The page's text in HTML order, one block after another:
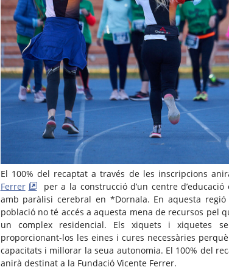
El 100% del recaptat a través de les inscripcions
Ferrer
per a la construcció d’un centre
amb paràlisi cerebral en *Dornala. En aquesta
població no té accés a aquesta mena de recursos pel
un complex residencial. Els xiquets i xiquetes
proporcionant-los les eines i cures necessàries
capacitats i millorar la seua autonomia. El 100% del
anirà destinat a la Fundació Vicente Ferrer.